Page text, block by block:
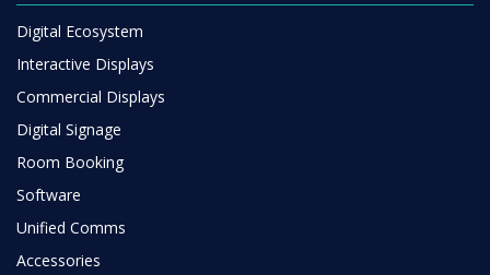
Digital Ecosystem
Interactive Displays
Commercial Displays
Digital Signage
Room Booking
Software
Unified Comms
Accessories